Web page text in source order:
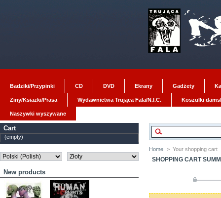
Badziki/Przypinki CD DVD Ekrany Gadżety
Ziny/Ksiazki/Prasa Wydawnictwa Trująca Fala/N.I.C. Koszulki
Naszywki wyszywane
Cart
(empty)
New products
Home > Your shopping cart
SHOPPING CART